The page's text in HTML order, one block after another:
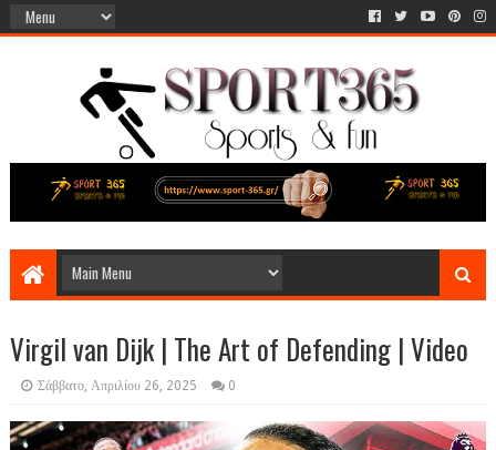
Virgil van Dijk | The Art of Defending | Video
Σάββατο, Απριλίου 26, 2025 0